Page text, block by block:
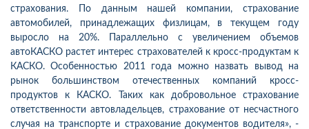
страхования. По данным нашей компании, страхование
автомобилей, принадлежащих физлицам, в текущем году
выросло на 20%. Параллельно с увеличением объемов
автоКАСКО растет интерес страхователей к кросс-продуктам к
КАСКО. Особенностью 2011 года можно назвать вывод на
рынок большинством отечественных компаний кросс-
продуктов к КАСКО. Таких как добровольное страхование
ответственности автовладельцев, страхование от несчастного
случая на транспорте и страхование документов водителя», -